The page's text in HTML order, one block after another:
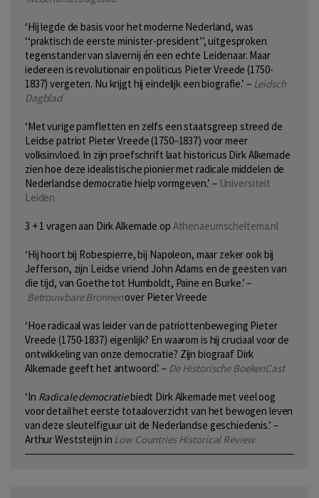
‘Hij legde de basis voor het moderne Nederland, was
‘‘praktisch de eerste minister-president’’, uitgesproken
tegenstander van slavernij én een echte Leidenaar. Maar
iedereen is revolutionair en politicus Pieter Vreede (1750-
1837) vergeten. Nu krijgt hij eindelijk een biografie.’ – Leidsch
Dagblad
‘Met vurige pamfletten en zelfs een staatsgreep streed de
Leidse patriot Pieter Vreede (1750–1837) voor meer
volksinvloed. In zijn proefschrift laat historicus Dirk Alkemade
zien hoe deze idealistische pionier met radicale middelen de
Nederlandse democratie hielp vormgeven.’ – Universiteit
Leiden
3 + 1 vragen aan Dirk Alkemade op Athenaeumscheltema.nl
‘Hij hoort bij Robespierre, bij Napoleon, maar zeker ook bij
Jefferson, zijn Leidse vriend John Adams en de geesten van
die tijd, van Goethe tot Humboldt, Paine en Burke.’ –
Betrouwbare Bronnenover Pieter Vreede
‘Hoe radicaal was leider van de patriottenbeweging Pieter
Vreede (1750-1837) eigenlijk? En waarom is hij cruciaal voor de
ontwikkeling van onze democratie? Zijn biograaf Dirk
Alkemade geeft het antwoord.’ – De Historische BoekenCast
‘In Radicale democratiebiedt Dirk Alkemade met veel oog
voor detail het eerste totaaloverzicht van het bewogen leven
van deze sleutelfiguur uit de Nederlandse geschiedenis.’ –
Arthur Weststeijn in Low Countries Historical Review